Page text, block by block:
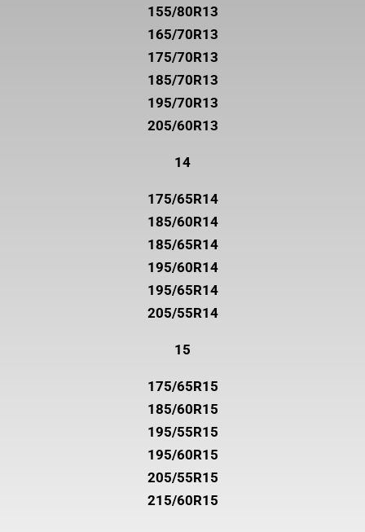
155/80R13
165/70R13
175/70R13
185/70R13
195/70R13
205/60R13
14
175/65R14
185/60R14
185/65R14
195/60R14
195/65R14
205/55R14
15
175/65R15
185/60R15
195/55R15
195/60R15
205/55R15
215/60R15